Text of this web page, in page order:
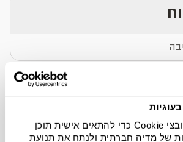
אנחנו משתמשים בקובצי Cookie כדי להתאים אישית תוכן
של מדיה חברתית ולנתח את תנועת